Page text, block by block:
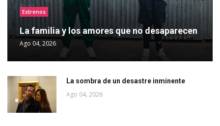
Estrenos
La familia y los amores que no desaparecen
Ago 04, 2026
La sombra de un desastre inminente
Ago 04, 2026